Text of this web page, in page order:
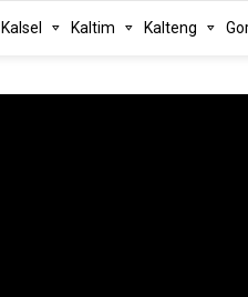
Kalsel Kaltim Kalteng